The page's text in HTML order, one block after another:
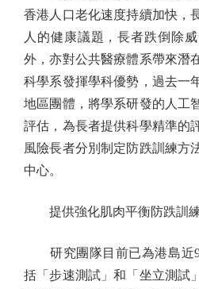
香港人口老化速度持續加快，
人的健康議題，長者跌倒除
外，亦對公共醫療體系帶來潛
科學系發揮學科優勢，過去一
地區團體，將學系研發的人工
評估，為長者提供科學精準的
風險長者分別制定防跌訓練方
中心。
提供強化肌肉平衡防跌訓
研究團隊目前已為港島近
括「步速測試」和「坐立測試